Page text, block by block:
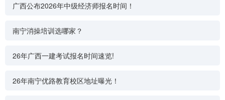
广西公布2026年中级经济师报名时间！
南宁消操培训选哪家？
26年广西一建考试报名时间速览!
26年南宁优路教育校区地址曝光！